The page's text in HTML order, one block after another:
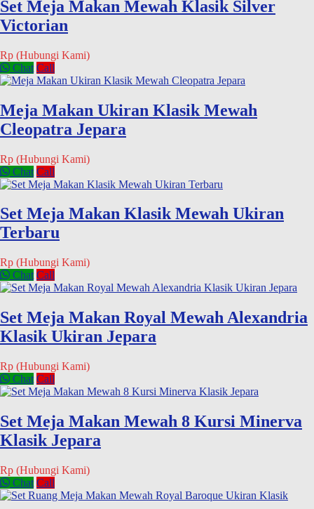
Set Meja Makan Mewah Klasik Silver
Victorian
Rp (Hubungi Kami)
Chat Call
Meja Makan Ukiran Klasik Mewah
Cleopatra Jepara
Rp (Hubungi Kami)
Chat Call
Set Meja Makan Klasik Mewah Ukiran
Terbaru
Rp (Hubungi Kami)
Chat Call
Set Meja Makan Royal Mewah Alexandria
Klasik Ukiran Jepara
Rp (Hubungi Kami)
Chat Call
Set Meja Makan Mewah 8 Kursi Minerva
Klasik Jepara
Rp (Hubungi Kami)
Chat Call